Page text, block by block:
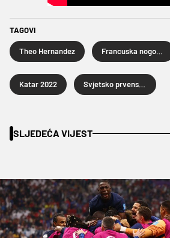
TAGOVI
Theo Hernandez
Katar 2022
SLJEDEĆA VIJEST